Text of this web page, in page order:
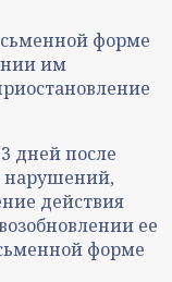
форме
им
дней после
нарушений,
действия
ее
форме